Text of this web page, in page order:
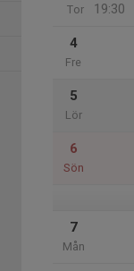
Tor
19:30
4
Fre
5
Lör
6
Sön
7
Mån